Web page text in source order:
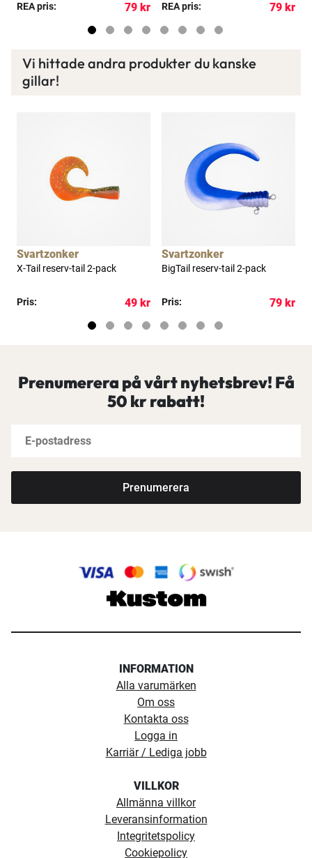
REA pris:
79 kr
REA pris:
79 kr
Vi hittade andra produkter du kanske
gillar!
Svartzonker
X-Tail reserv-tail 2-pack
Pris: 49 kr
Svartzonker
BigTail reserv-tail 2-pack
Pris: 79 kr
Prenumerera på vårt nyhetsbrev! Få
50 kr rabatt!
Prenumerera
INFORMATION
Alla varumärken
Om oss
Kontakta oss
Logga in
Karriär / Lediga jobb
VILLKOR
Allmänna villkor
Leveransinformation
Integritetspolicy
Cookiepolicy